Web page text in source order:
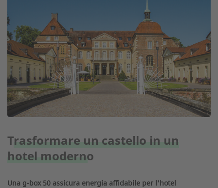
Trasformare un castello in un
hotel moderno
Una g-box 50 assicura energia affidabile per l'hotel